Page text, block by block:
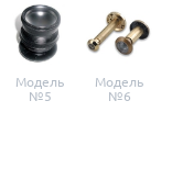
Модель
№5
Модель
№6